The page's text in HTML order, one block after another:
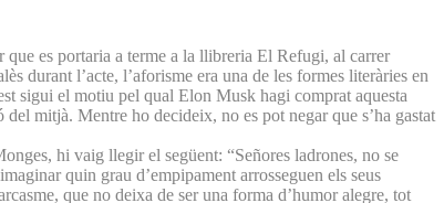
que es portaria a terme a la llibreria El Refugi, al carrer
durant l’acte, l’aforisme era una de les formes literàries en
sigui el motiu pel qual Elon Musk hagi comprat aquesta
mitjà. Mentre ho decideix, no es pot negar que s’ha gastat
hi vaig llegir el següent: “Señores ladrones, no se
quin grau d’empipament arrosseguen els seus
que no deixa de ser una forma d’humor alegre, tot